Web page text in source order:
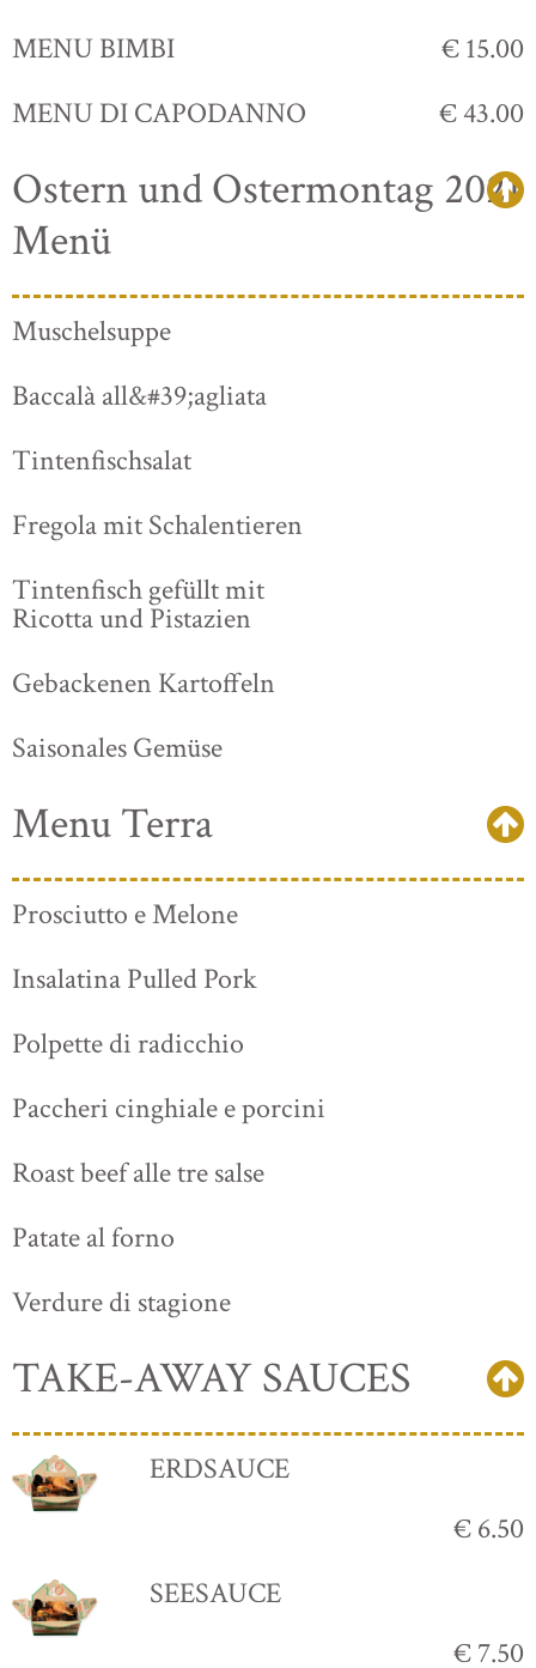
MENU BIMBI
€ 15.00
MENU DI CAPODANNO
€ 43.00
Ostern und Ostermontag 2021
Menü
Muschelsuppe
Baccalà all&#39;agliata
Tintenfischsalat
Fregola mit Schalentieren
Tintenfisch gefüllt mit
Ricotta und Pistazien
Gebackenen Kartoffeln
Saisonales Gemüse
Menu Terra
Prosciutto e Melone
Insalatina Pulled Pork
Polpette di radicchio
Paccheri cinghiale e porcini
Roast beef alle tre salse
Patate al forno
Verdure di stagione
TAKE-AWAY SAUCES
ERDSAUCE
€ 6.50
SEESAUCE
€ 7.50